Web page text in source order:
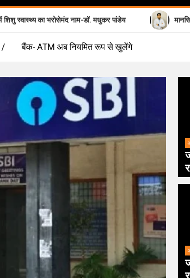
भरोसेमंद नाम-डॉ. मधुकर पांडेय मानसिक स्वास्थ्य के
बैंक- ATM अब नियमित रूप से खुलेंगे